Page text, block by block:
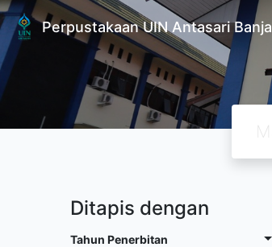
Perpustakaan UIN Antasari
Ditapis dengan
Tahun Penerbitan